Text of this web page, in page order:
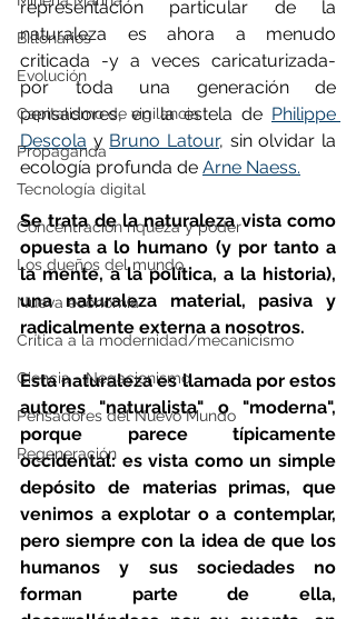
Billonarios
Evolución
Capitalismo de vigilancia
Propaganda
Tecnología digital
Concentración riqueza y poder
Los dueños del mundo
Nueva economía
Crítica a la modernidad/mecanicismo
Ciencia - Negacionismo
Pensadores del Nuevo Mundo
Regeneración
representación particular de la
naturaleza es ahora a menudo
criticada -y a veces caricaturizada-
por toda una generación de
pensadores, en la estela de Philippe
Descola y Bruno Latour, sin olvidar la
ecología profunda de Arne Naess.
Se trata de la naturaleza vista como
opuesta a lo humano (y por tanto a
la mente, a la política, a la historia),
una naturaleza material, pasiva y
radicalmente externa a nosotros.
Esta naturaleza es llamada por estos
autores "naturalista" o "moderna",
porque parece típicamente
occidental: es vista como un simple
depósito de materias primas, que
venimos a explotar o a contemplar,
pero siempre con la idea de que los
humanos y sus sociedades no
forman parte de ella,